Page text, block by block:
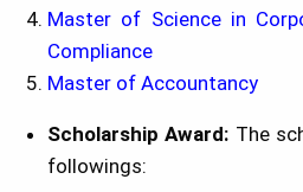
Master of Science in
Compliance
Master of Accountancy
Scholarship Award: The
followings: